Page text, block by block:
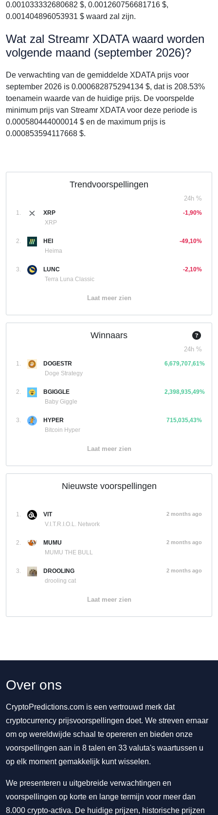
0.001033332680682 $, 0.001260756681716 $,
0.001404896053931 $ waard zal zijn.
Wat zal Streamr XDATA waard worden
volgende maand (september 2026)?
De verwachting van de gemiddelde XDATA prijs voor
september 2026 is 0.000682875294134 $, dat is 208.53%
toenamein waarde van de huidige prijs. De voorspelde
minimum prijs van Streamr XDATA voor deze periode is
0.000580444000014 $ en de maximum prijs is
0.000853594117668 $.
Trendvoorspellingen
24h %
1.
XRP
XRP
-1,90%
2.
HEI
Heima
-49,10%
3.
LUNC
Terra Luna Classic
-2,10%
Laat meer zien
Winnaars
24h %
1.
DOGESTR
Doge Strategy
6,679,707,61%
2.
BGIGGLE
Baby Giggle
2,398,935,49%
3.
HYPER
Bitcoin Hyper
715,035,43%
Laat meer zien
Nieuwste voorspellingen
1.
VIT
V.I.T.R.I.O.L. Network
2 months ago
2.
MUMU
MUMU THE BULL
2 months ago
3.
DROOLING
drooling cat
2 months ago
Laat meer zien
Over ons
CryptoPredictions.com is een vertrouwd merk dat
cryptocurrency prijsvoorspellingen doet. We streven ernaar
om op wereldwijde schaal te opereren en bieden onze
voorspellingen aan in 8 talen en 33 valuta's waartussen u
op elk moment gemakkelijk kunt wisselen.
We presenteren u uitgebreide verwachtingen en
voorspellingen op korte en lange termijn voor meer dan
8.000 crypto-activa. De huidige prijzen, historische prijzen